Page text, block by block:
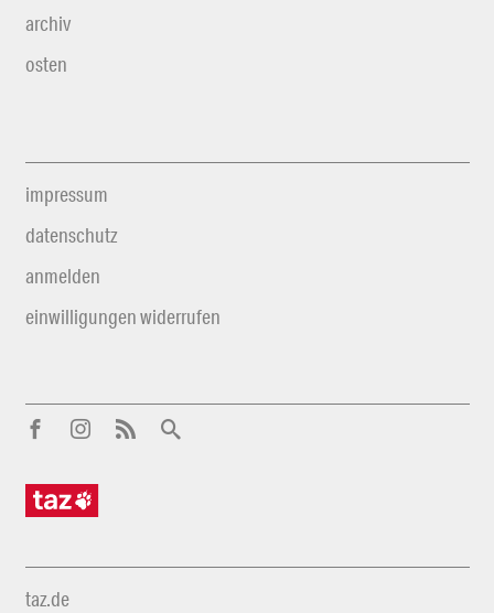
archiv
osten
impressum
datenschutz
anmelden
einwilligungen widerrufen
taz.de